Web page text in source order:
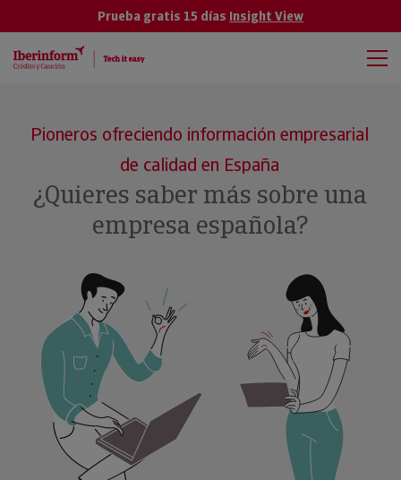
Prueba gratis 15 días Insight View
Pioneros ofreciendo información empresarial
de calidad en España
¿Quieres saber más sobre una
empresa española?